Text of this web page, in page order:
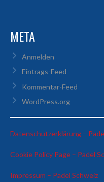
META
Anmelden
Eintrags-Feed
Kommentar-Feed
WordPress.org
Datenschutzerklärung –
Cookie Policy Page – Padel
Impressum – Padel Schweiz: